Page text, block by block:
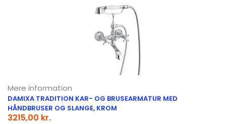
Mere information
DAMIXA TRADITION KAR- OG BRUSEARMATUR MED
HÅNDBRUSER OG SLANGE, KROM
3215,00 kr.